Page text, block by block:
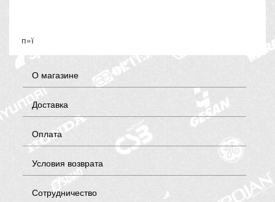
п»ї
О магазине
Доставка
Оплата
Условия возврата
Сотрудничество